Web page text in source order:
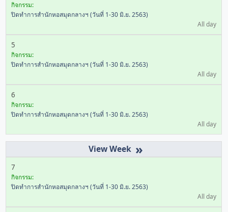
กิจกรรม:
ปิดทำการสำนักหอสมุดกลางฯ (วันที่ 1-30 มิ.ย. 2563)
All day
5
กิจกรรม:
ปิดทำการสำนักหอสมุดกลางฯ (วันที่ 1-30 มิ.ย. 2563)
All day
6
กิจกรรม:
ปิดทำการสำนักหอสมุดกลางฯ (วันที่ 1-30 มิ.ย. 2563)
All day
»
7
กิจกรรม:
ปิดทำการสำนักหอสมุดกลางฯ (วันที่ 1-30 มิ.ย. 2563)
All day